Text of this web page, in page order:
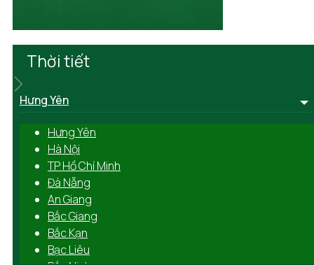
Thời tiết
Hưng Yên
Hưng Yên
Hà Nội
TP Hồ Chí Minh
Đà Nẵng
An Giang
Bắc Giang
Bắc Kạn
Bạc Liêu